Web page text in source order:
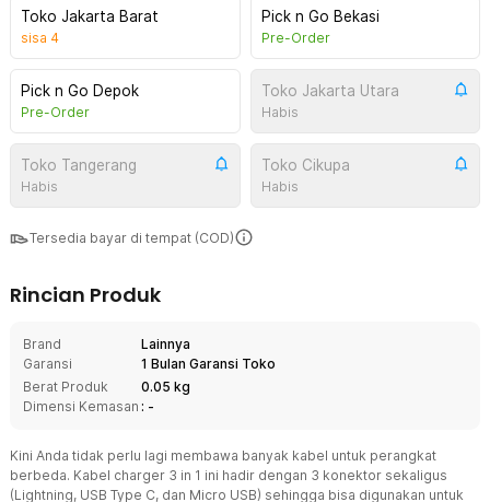
Toko Jakarta Barat
sisa 4
Pick n Go Bekasi
Pre-Order
Pick n Go Depok
Pre-Order
Toko Jakarta Utara
Habis
Toko Tangerang
Habis
Toko Cikupa
Habis
Tersedia bayar di tempat (COD)
Rincian Produk
Brand
Lainnya
Garansi
1 Bulan Garansi Toko
Berat Produk
0.05 kg
Dimensi Kemasan : -
Kini Anda tidak perlu lagi membawa banyak kabel untuk perangkat
berbeda. Kabel charger 3 in 1 ini hadir dengan 3 konektor sekaligus
(Lightning, USB Type C, dan Micro USB) sehingga bisa digunakan untuk